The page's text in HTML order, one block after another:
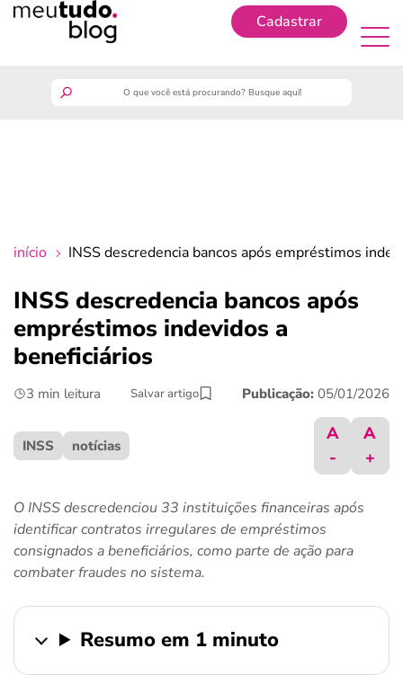
Cadastrar
crédito fácil
início INSS descredencia bancos após empréstimos
INSS descredencia bancos após
empréstimos indevidos a
beneficiários
3 min leitura Salvar artigo Publicação: 05/01/2026
INSS notícias
A
-
A
+
O INSS descredenciou 33 instituições financeiras após
identificar contratos irregulares de empréstimos
consignados a beneficiários, como parte de ação para
combater fraudes no sistema.
Resumo em 1 minuto